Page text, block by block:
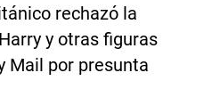
rechazó la
y otras figuras
Mail por presunta